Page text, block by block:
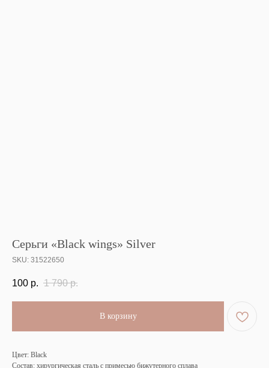
Серьги «Black wings» Silver
SKU: 31522650
100 р. 1 790 р.
В корзину
Цвет: Black
Состав: хирургическая сталь с примесью бижутерного сплава